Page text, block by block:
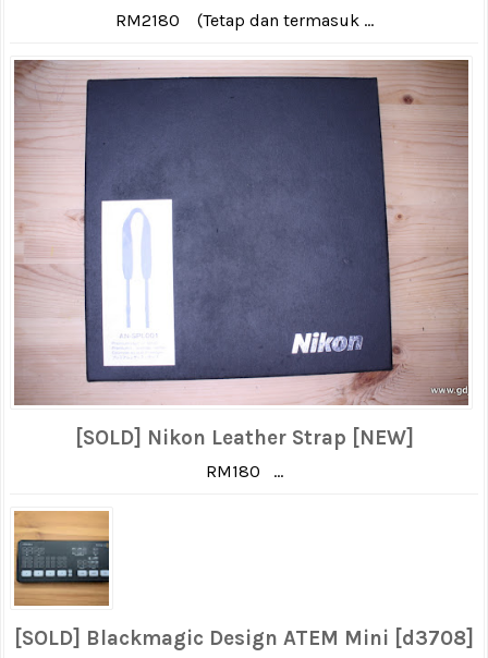
RM2180 (Tetap dan termasuk ...
[SOLD] Nikon Leather Strap [NEW]
RM180 ...
[SOLD] Blackmagic Design ATEM Mini [d3708]